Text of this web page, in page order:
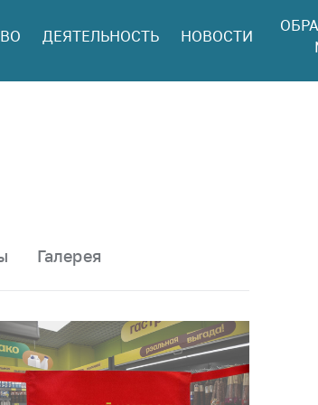
и
ДЕЯТЕЛЬНОСТЬ НОВОСТИ
Галерея